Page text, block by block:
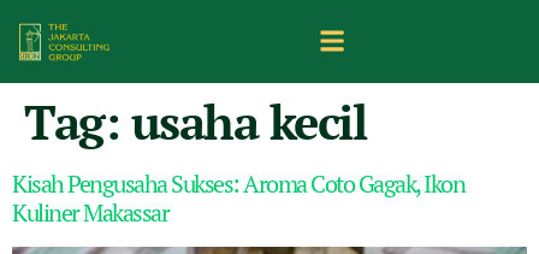
Tag: usaha kecil
Kisah Pengusaha Sukses: Aroma Coto Gagak, Ikon
Kuliner Makassar